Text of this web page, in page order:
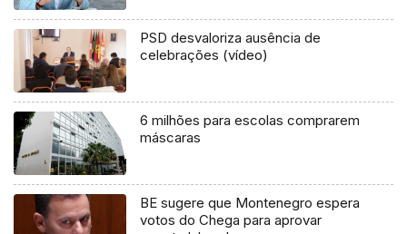
PSD desvaloriza ausência de
celebrações (vídeo)
6 milhões para escolas comprarem
máscaras
BE sugere que Montenegro espera
votos do Chega para aprovar